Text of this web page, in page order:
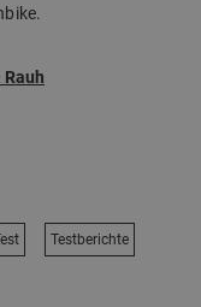
Testberichte